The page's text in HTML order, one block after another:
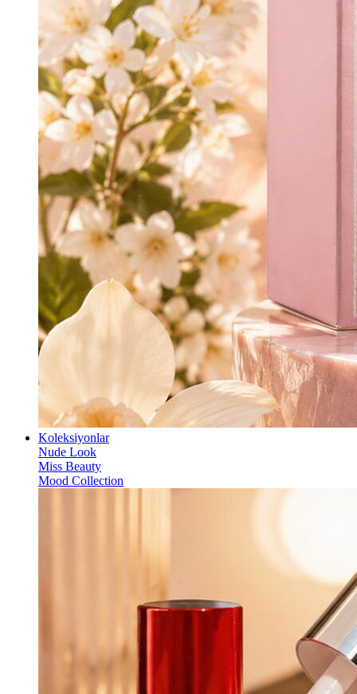
Koleksiyonlar
Nude Look
Miss Beauty
Mood Collection